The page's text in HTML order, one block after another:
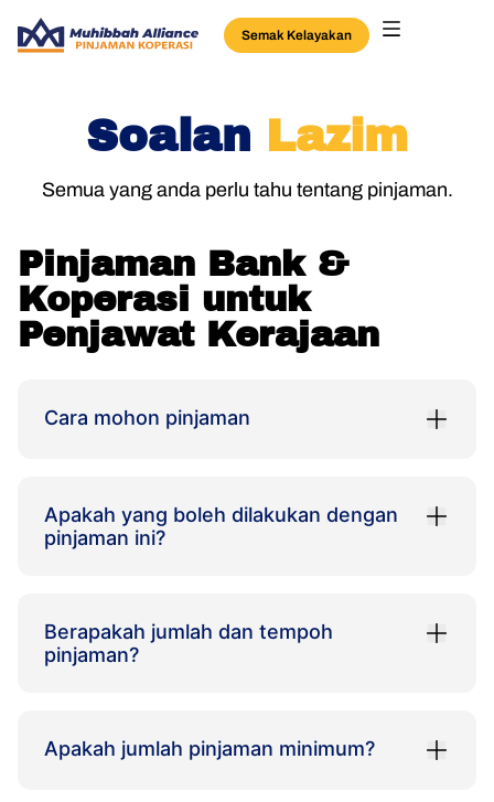
Semak Kelayakan
Soalan Lazim
Semua yang anda perlu tahu tentang pinjaman.
Pinjaman Bank &
Koperasi untuk
Penjawat Kerajaan
Cara mohon pinjaman
Apakah yang boleh dilakukan dengan
pinjaman ini?
Berapakah jumlah dan tempoh
pinjaman?
Apakah jumlah pinjaman minimum?